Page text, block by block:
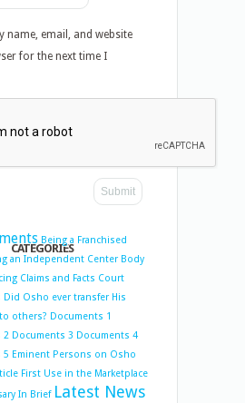
name, email, and website
for the next time I
CATEGORIES
Being a Franchised
an Independent Center Body
Claims and Facts Court
Did Osho ever transfer His
others? Documents 1
2 Documents 3 Documents 4
5 Eminent Persons on Osho
First Use in the Marketplace
In Brief Latest News